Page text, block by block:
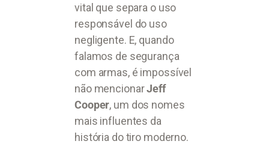
vital que separa o uso
responsável do uso
negligente. E, quando
falamos de segurança
com armas, é impossível
não mencionarJeff
Cooper, um dos nomes
mais influentes da
história do tiro moderno.